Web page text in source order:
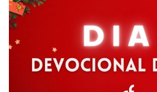
Pode faltar tudo, menos Jesus! Ele é
Salvador, Senhor e Deus que veio
para recebermos, pela fé nele,
conquistas por ele na cruz! Creia em